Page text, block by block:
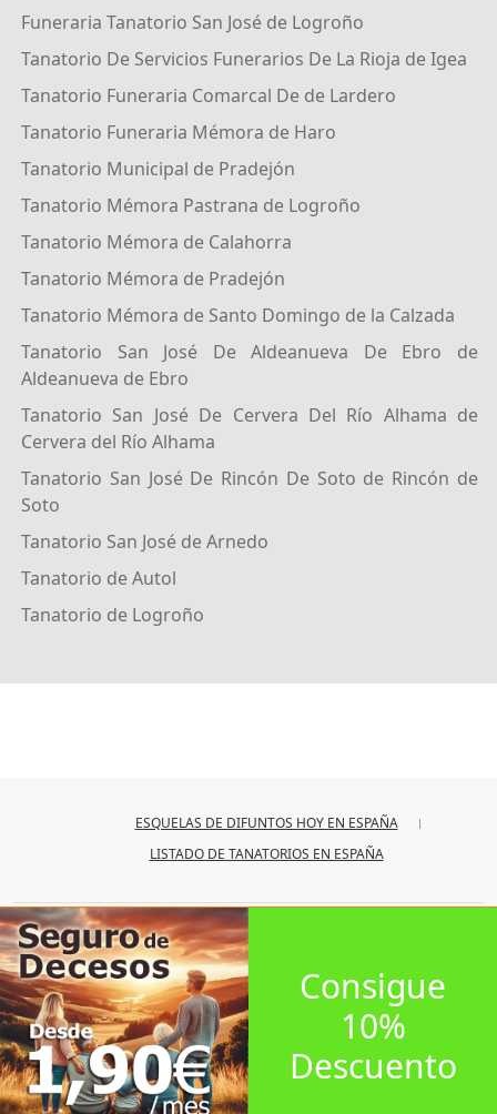
Funeraria Tanatorio San José de Logroño
Tanatorio De Servicios Funerarios De La Rioja de Igea
Tanatorio Funeraria Comarcal De de Lardero
Tanatorio Funeraria Mémora de Haro
Tanatorio Municipal de Pradejón
Tanatorio Mémora Pastrana de Logroño
Tanatorio Mémora de Calahorra
Tanatorio Mémora de Pradejón
Tanatorio Mémora de Santo Domingo de la Calzada
Tanatorio San José De Aldeanueva De Ebro de
Aldeanueva de Ebro
Tanatorio San José De Cervera Del Río Alhama de
Cervera del Río Alhama
Tanatorio San José De Rincón De Soto de Rincón de
Soto
Tanatorio San José de Arnedo
Tanatorio de Autol
Tanatorio de Logroño
ESQUELAS DE DIFUNTOS HOY EN ESPAÑA
LISTADO DE TANATORIOS EN ESPAÑA
© 2026iesquelas
Consigue
10%
Descuento